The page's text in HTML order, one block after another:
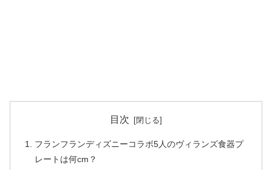
目次
フランフランディズニーコラボ5人のヴィランズ食器プ
レートは何cm？